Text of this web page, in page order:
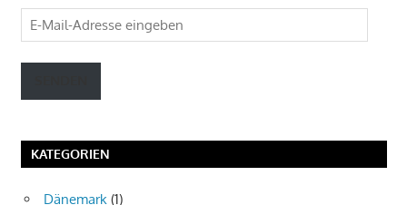
E-
Mail-
Adresse
KATEGORIEN
Dänemark (1)